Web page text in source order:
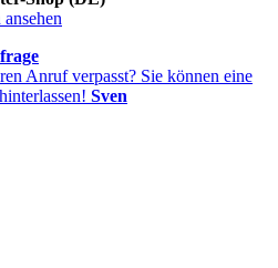
Anruf verpasst? Sie können eine
Sven